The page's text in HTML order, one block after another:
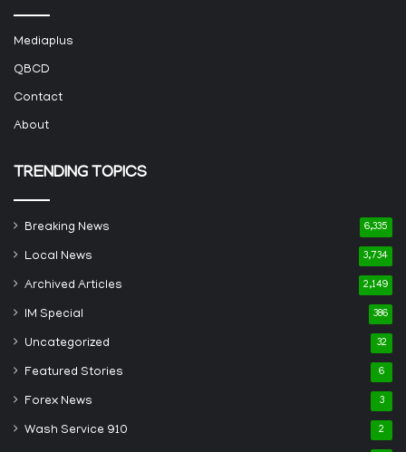
Mediaplus
QBCD
Contact
About
TRENDING TOPICS
Breaking News 6,335
Local News 3,734
Archived Articles 2,149
IM Special 386
Uncategorized 32
Featured Stories 6
Forex News 3
Wash Service 910 2